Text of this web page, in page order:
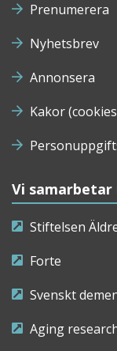
Prenumerera
Nyhetsbrev
Annonsera
Kakor
Vi samarbetar
Stiftelsen
Forte
Svenskt
Aging